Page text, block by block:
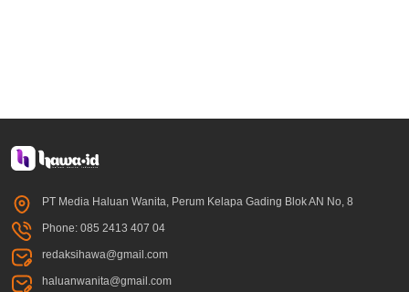
PT Media Haluan Wanita, Perum Kelapa Gading Blok AN No, 8
Phone: 085 2413 407 04
redaksihawa@gmail.com
haluanwanita@gmail.com